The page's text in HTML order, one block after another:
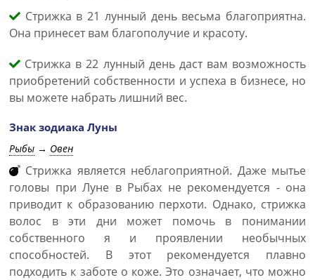
Стрижка в 21 лунный день весьма благоприятна.
Она принесет вам благополучие и красоту.
Стрижка в 22 лунный день даст вам возможность
приобретений собственности и успеха в бизнесе, но
вы можете набрать лишний вес.
Знак зодиака Луны
Рыбы → Овен
Стрижка является неблагоприятной. Даже мытье
головы при Луне в Рыбах не рекомендуется - она
приводит к образованию перхоти. Однако, стрижка
волос в эти дни может помочь в понимании
собственного я и проявлении необычных
способностей. В этот рекомендуется плавно
подходить к заботе о коже. Это означает, что можно